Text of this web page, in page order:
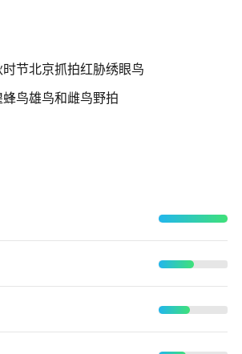
时节北京抓拍红胁绣眼鸟
蜂鸟雄鸟和雌鸟野拍